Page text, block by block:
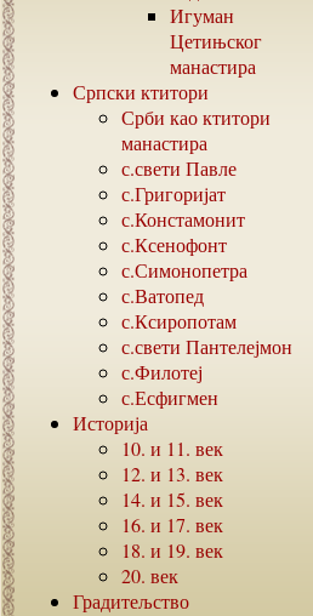
Игуман
Цетињског
манастира
Српски ктитори
Срби као ктитори
манастира
с.свети Павле
с.Григоријат
с.Констамонит
с.Ксенофонт
с.Симонопетра
с.Ватопед
с.Ксиропотам
с.свети Пантелејмон
с.Филотеј
с.Есфигмен
Историја
10. и 11. век
12. и 13. век
14. и 15. век
16. и 17. век
18. и 19. век
20. век
Градитељство